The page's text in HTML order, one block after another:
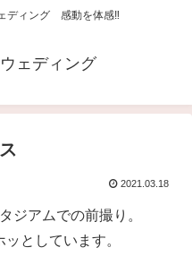
ディング 感動を体感‼
ェディング
2021.03.18
ジアムでの前撮り。
としています。